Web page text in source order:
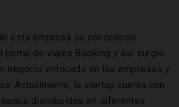
esta empresa se conocieron
portal de viajes Booking y así surgió
negocio enfocado en las empresas y
Actualmente, la startup cuenta con
distribuidos en diferentes